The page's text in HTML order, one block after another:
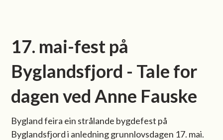
17. mai-fest på
Byglandsfjord - Tale for
dagen ved Anne Fauske
Bygland feira ein strålande bygdefest på
Byglandsfjord i anledning grunnlovsdagen 17. mai.